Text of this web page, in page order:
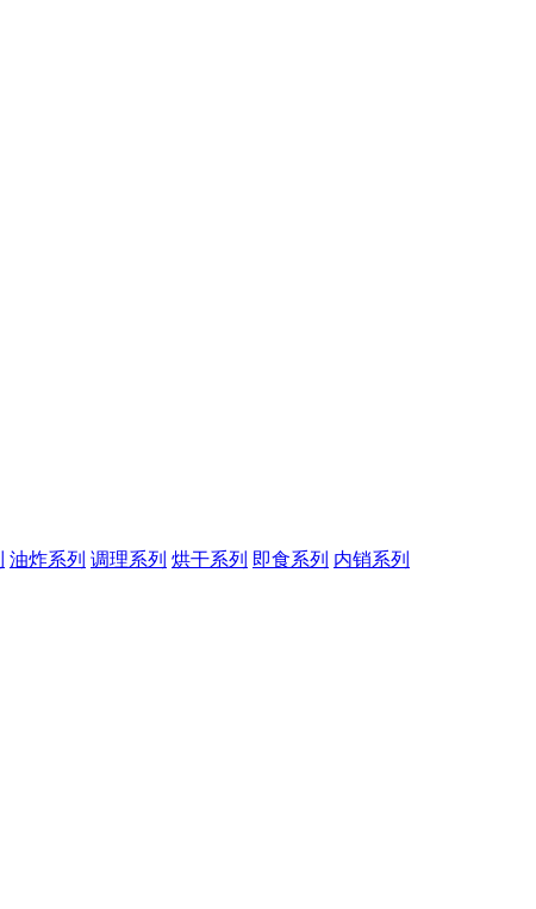
油炸系列 调理系列 烘干系列 即食系列 内销系列